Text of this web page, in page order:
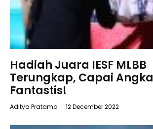
Hadiah Juara IESF MLBB
Terungkap, Capai Angka
Fantastis!
Aditya Pratama · 12 December 2022